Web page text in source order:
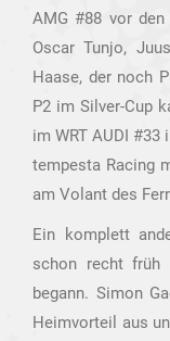
AMG #88 vor den
Oscar Tunjo,
Haase, der noch
P2 im Silver-Cup
im WRT AUDI #33
tempesta Racing
am Volant des
Ein komplett
schon recht früh
begann. Simon
Heimvorteil aus